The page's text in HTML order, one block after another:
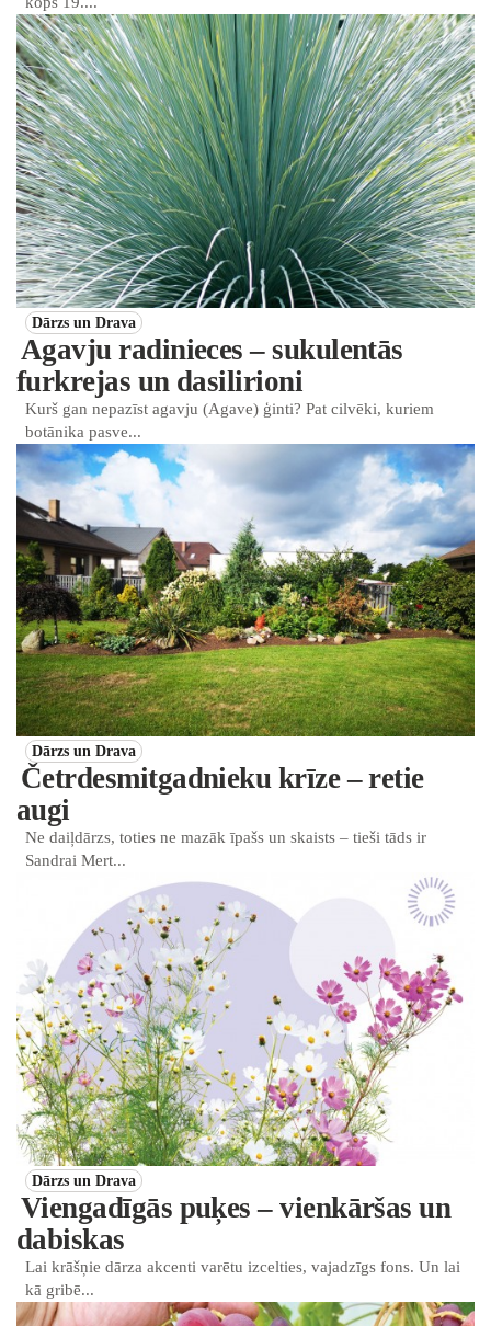
Dārzs un Drava
Agavju radinieces – sukulentās
furkrejas un dasilirioni
Kurš gan nepazīst agavju (Agave) ģinti? Pat cilvēki, kuriem
botānika pasve...
Dārzs un Drava
Četrdesmitgadnieku krīze – retie
augi
Ne daiļdārzs, toties ne mazāk īpašs un skaists – tieši tāds ir
Sandrai Mert...
Dārzs un Drava
Viengadīgās puķes – vienkāršas un
dabiskas
Lai krāšņie dārza akcenti varētu izcelties, vajadzīgs fons. Un lai
kā gribē...